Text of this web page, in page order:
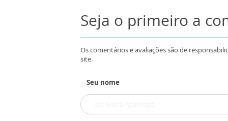
Seja o primeiro a
Os comentários e avaliações são de
site.
Seu nome